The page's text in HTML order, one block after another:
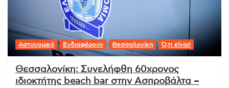
Αστυνομικό Ενδιαφέρουν Θεσσαλονίκη Ό,τι είναι!
Θεσσαλονίκη: Συνελήφθη 60χρονος
ιδιοκτήτης beach bar στην Ασπροβάλτα –